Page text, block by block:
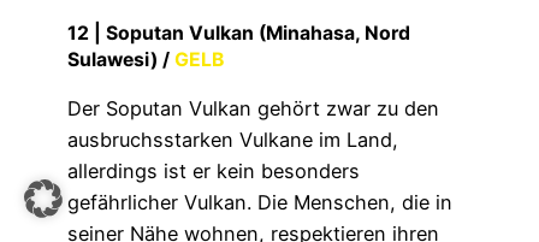
12 | Soputan Vulkan (Minahasa, Nord
Sulawesi) / GELB
Der Soputan Vulkan gehört zwar zu den
ausbruchsstarken Vulkane im Land,
allerdings ist er kein besonders
gefährlicher Vulkan. Die Menschen, die in
seiner Nähe wohnen, respektieren ihren